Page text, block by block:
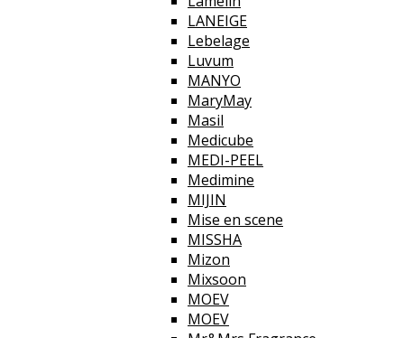
LANEIGE
Lebelage
Luvum
MANYO
MaryMay
Masil
Medicube
MEDI-PEEL
Medimine
MIJIN
Mise en scene
MISSHA
Mizon
Mixsoon
MOEV
MOEV